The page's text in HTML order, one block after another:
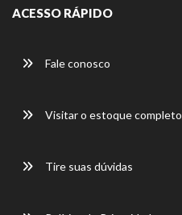
ACESSO RÁPIDO
Fale conosco
Visitar o estoque completo
Tire suas dúvidas